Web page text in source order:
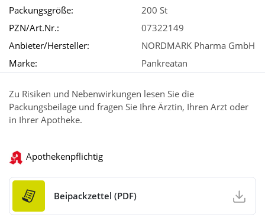
Packungsgröße:
200 St
PZN/Art.Nr.:
07322149
Anbieter/Hersteller:
NORDMARK Pharma GmbH
Marke:
Pankreatan
Zu Risiken und Nebenwirkungen lesen Sie die
Packungsbeilage und fragen Sie Ihre Ärztin, Ihren Arzt oder
in Ihrer Apotheke.
Apothekenpflichtig
Beipackzettel (PDF)